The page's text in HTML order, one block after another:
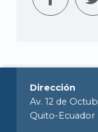
Dirección
Av. 12 de
Quito-Ecuador